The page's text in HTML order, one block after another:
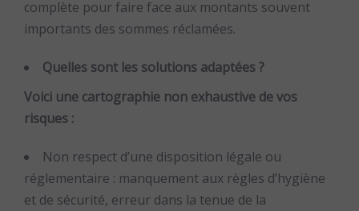
complète pour faire face aux montants souvent
importants des sommes réclamées.
Quelles sont les solutions adaptées ?
Voici une cartographie non exhaustive de vos
risques :
Non respect d’une disposition légale ou
réglementaire : manquement aux règles d’hygiène
et de sécurité, erreur dans la tenue de la